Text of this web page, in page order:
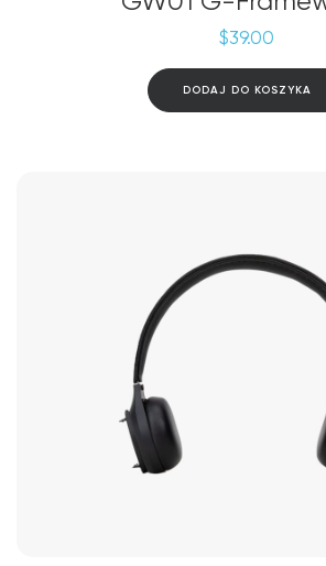
$39.00
DODAJ DO KOSZYKA